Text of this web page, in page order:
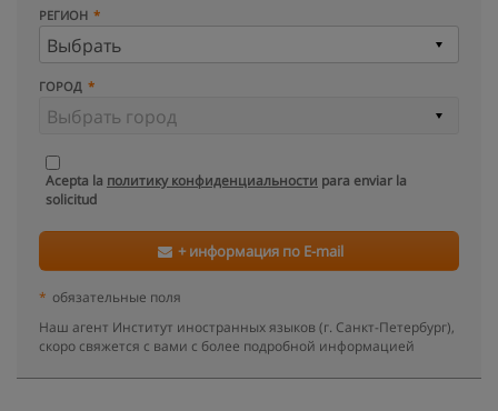
РЕГИОН
ГОРОД
Acepta la политику конфиденциальности para enviar la
solicitud
+ информация по E-mail
* обязательные поля
Наш агент Институт иностранных языков (г. Санкт-Петербург),
скоро свяжется с вами с более подробной информацией